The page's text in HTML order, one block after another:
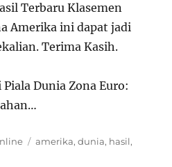
Terbaru Klasemen
Amerika ini dapat jadi
Terima Kasih.
Dunia Zona Euro:
Tags
amerika,dunia, hasil,